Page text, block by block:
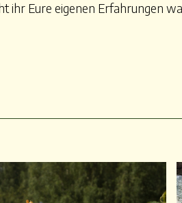
Eure eigenen Erfahrungen